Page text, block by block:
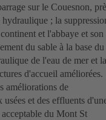
sur le Couesnon,
; la
et l'abbaye et son
du sable à la base du
de l'eau de mer et la
d'accueil améliorées.
améliorations de
et des effluents
du Mont St